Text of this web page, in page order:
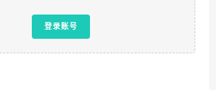
登录账号